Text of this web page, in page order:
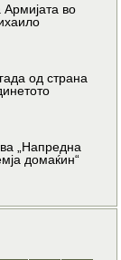
во
од страна
„Напредна
домаќин“